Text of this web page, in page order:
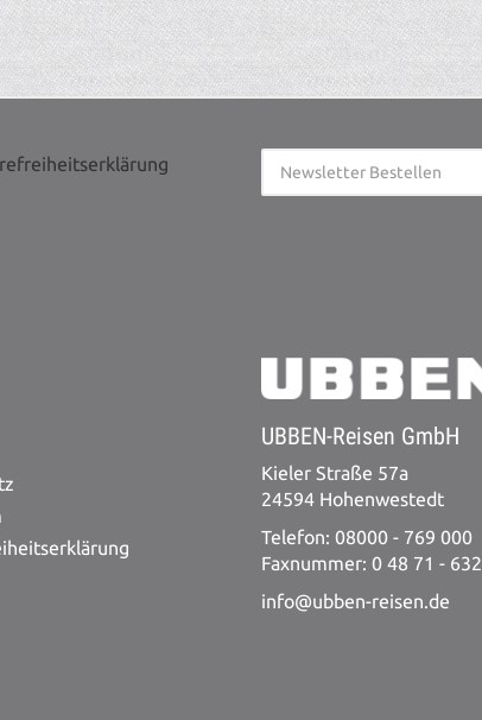
UBBEN-Reisen GmbH
Kieler Straße 57a
24594 Hohenwestedt
Telefon: 08000 - 769 000
Faxnummer: 0 48 71 - 632
info@ubben-reisen.de